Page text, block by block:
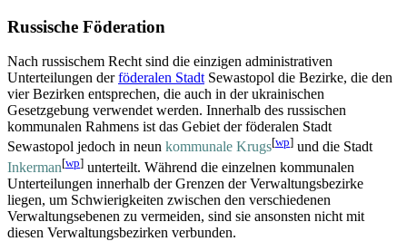
Russische Föderation
Nach russischem Recht sind die einzigen administrativen
Unterteilungen derföderalen Stadt Sewastopol die Bezirke, die den
vier Bezirken entsprechen, die auch in der ukrainischen
Gesetzgebung verwendet werden. Innerhalb des russischen
kommunalen Rahmens ist das Gebiet der föderalen Stadt
Sewastopol jedoch in neun kommunale Krugs[wp] und die Stadt
Inkerman[wp] unterteilt. Während die einzelnen kommunalen
Unterteilungen innerhalb der Grenzen der Verwaltungs­bezirke
liegen, um Schwierigkeiten zwischen den verschiedenen
Verwaltungs­ebenen zu vermeiden, sind sie ansonsten nicht mit
diesen Verwaltungs­bezirken verbunden.